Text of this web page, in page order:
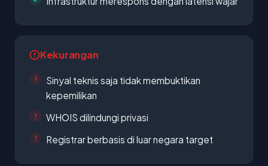
Kekurangan
Sinyal teknis saja tidak membuktikan
kepemilikan
WHOIS dilindungi privasi
Registrar berbasis di luar negara target